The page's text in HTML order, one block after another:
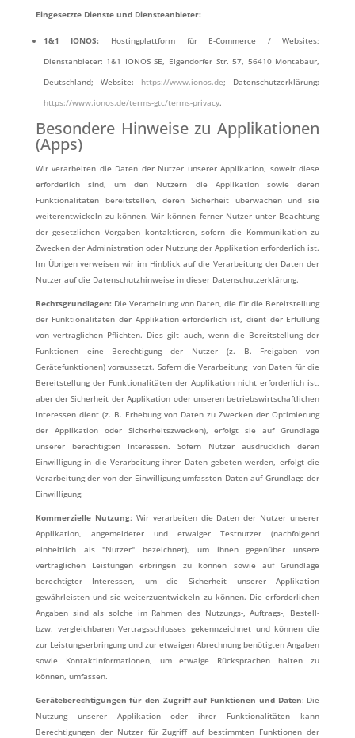
Eingesetzte Dienste und Diensteanbieter:
1&1 IONOS: Hostingplattform für E-Commerce / Websites;
Dienstanbieter: 1&1 IONOS SE, Elgendorfer Str. 57, 56410 Montabaur,
Deutschland; Website: https://www.ionos.de; Datenschutzerklärung:
https://www.ionos.de/terms-gtc/terms-privacy.
Besondere Hinweise zu Applikationen
(Apps)
Wir verarbeiten die Daten der Nutzer unserer Applikation, soweit diese
erforderlich sind, um den Nutzern die Applikation sowie deren
Funktionalitäten bereitstellen, deren Sicherheit überwachen und sie
weiterentwickeln zu können. Wir können ferner Nutzer unter Beachtung
der gesetzlichen Vorgaben kontaktieren, sofern die Kommunikation zu
Zwecken der Administration oder Nutzung der Applikation erforderlich ist.
Im Übrigen verweisen wir im Hinblick auf die Verarbeitung der Daten der
Nutzer auf die Datenschutzhinweise in dieser Datenschutzerklärung.
Rechtsgrundlagen: Die Verarbeitung von Daten, die für die Bereitstellung
der Funktionalitäten der Applikation erforderlich ist, dient der Erfüllung
von vertraglichen Pflichten. Dies gilt auch, wenn die Bereitstellung der
Funktionen eine Berechtigung der Nutzer (z. B. Freigaben von
Gerätefunktionen) voraussetzt. Sofern die Verarbeitung von Daten für die
Bereitstellung der Funktionalitäten der Applikation nicht erforderlich ist,
aber der Sicherheit der Applikation oder unseren betriebswirtschaftlichen
Interessen dient (z. B. Erhebung von Daten zu Zwecken der Optimierung
der Applikation oder Sicherheitszwecken), erfolgt sie auf Grundlage
unserer berechtigten Interessen. Sofern Nutzer ausdrücklich deren
Einwilligung in die Verarbeitung ihrer Daten gebeten werden, erfolgt die
Verarbeitung der von der Einwilligung umfassten Daten auf Grundlage der
Einwilligung.
Kommerzielle Nutzung: Wir verarbeiten die Daten der Nutzer unserer
Applikation, angemeldeter und etwaiger Testnutzer (nachfolgend
einheitlich als "Nutzer" bezeichnet), um ihnen gegenüber unsere
vertraglichen Leistungen erbringen zu können sowie auf Grundlage
berechtigter Interessen, um die Sicherheit unserer Applikation
gewährleisten und sie weiterzuentwickeln zu können. Die erforderlichen
Angaben sind als solche im Rahmen des Nutzungs-, Auftrags-, Bestell-
bzw. vergleichbaren Vertragsschlusses gekennzeichnet und können die
zur Leistungserbringung und zur etwaigen Abrechnung benötigten Angaben
sowie Kontaktinformationen, um etwaige Rücksprachen halten zu
können, umfassen.
Geräteberechtigungen für den Zugriff auf Funktionen und Daten: Die
Nutzung unserer Applikation oder ihrer Funktionalitäten kann
Berechtigungen der Nutzer für Zugriff auf bestimmten Funktionen der